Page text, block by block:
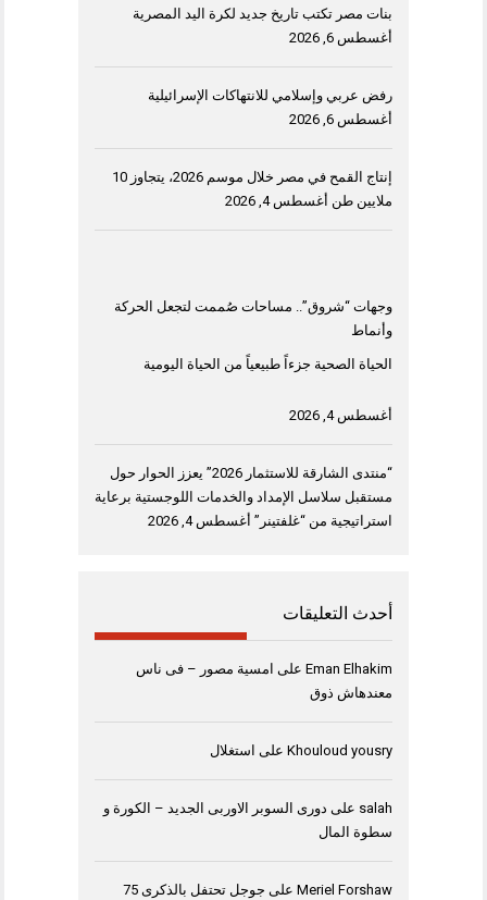
بنات مصر تكتب تاريخ جديد لكرة اليد المصرية
أغسطس 6, 2026
رفض عربي وإسلامي للانتهاكات الإسرائيلية
أغسطس 6, 2026
إنتاج القمح في مصر خلال موسم 2026، يتجاوز 10
ملايين طن أغسطس 4, 2026
وجهات “شروق”.. مساحات صُممت لتجعل الحركة
وأنماط
الحياة الصحية جزءاً طبيعياً من الحياة اليومية
أغسطس 4, 2026
“منتدى الشارقة للاستثمار 2026” يعزز الحوار حول
مستقبل سلاسل الإمداد والخدمات اللوجستية برعاية
استراتيجية من “غلفتينر” أغسطس 4, 2026
أحدث التعليقات
Eman Elhakim على امسية مصور – فى ناس
معندهاش ذوق
Khouloud yousry على استغلال
salah على دورى السوبر الاوربى الجديد – الكورة و
سطوة المال
Meriel Forshaw على
جوجل تحتفل بالذكرى 75